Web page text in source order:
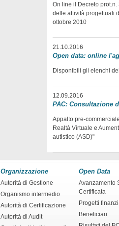
On line il Decreto
delle attività progettuali
ottobre 2010
21.10.2016
Open data: online
Disponibili gli elenchi
12.09.2016
PAC: Consultazione
Appalto pre-
Realtà Virtuale e
autistico (ASD)"
Organizzazione
Autorità di Gestione
Organismo intermedio
Autorità di Certificazione
Autorità di Audit
Open Data
Avanzamento
Certificata
Progetti
Beneficiari